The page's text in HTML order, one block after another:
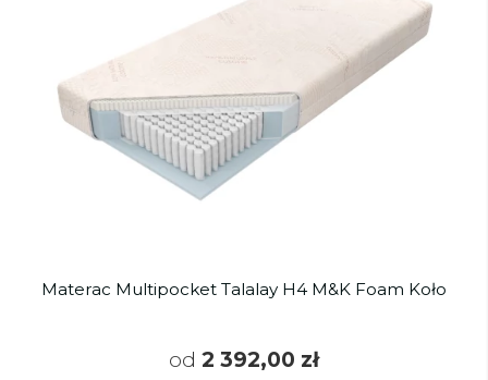
Materac Multipocket Talalay H4 M&K Foam Koło
od 2 392,00 zł